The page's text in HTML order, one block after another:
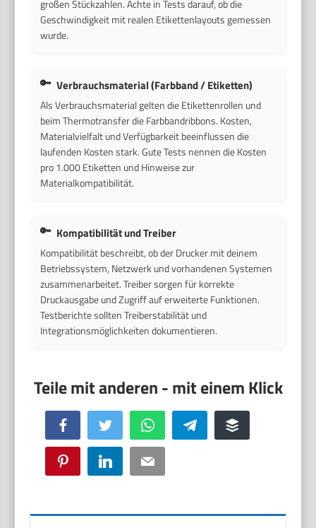
großen Stückzahlen. Achte in Tests darauf, ob die
Geschwindigkeit mit realen Etikettenlayouts gemessen
wurde.
Verbrauchsmaterial (Farbband / Etiketten)
Als Verbrauchsmaterial gelten die Etikettenrollen und
beim Thermotransfer die Farbbandribbons. Kosten,
Materialvielfalt und Verfügbarkeit beeinflussen die
laufenden Kosten stark. Gute Tests nennen die Kosten
pro 1.000 Etiketten und Hinweise zur
Materialkompatibilität.
Kompatibilität und Treiber
Kompatibilität beschreibt, ob der Drucker mit deinem
Betriebssystem, Netzwerk und vorhandenen Systemen
zusammenarbeitet. Treiber sorgen für korrekte
Druckausgabe und Zugriff auf erweiterte Funktionen.
Testberichte sollten Treiberstabilität und
Integrationsmöglichkeiten dokumentieren.
Facebook Twitter WhatsApp Telegram Buffer
Pinterest LinkedIn Email